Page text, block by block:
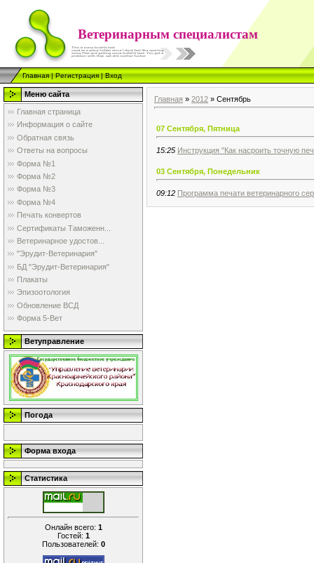
Ветеринарным специалистам
Главная|Регистрация|Вход
Меню сайта
Главная страница
Информация о сайте
Обратная связь
Ответы на вопросы
Форма №1
Форма №2
Форма №3
Форма №4
Печать конвертов
Сертификаты Таможенн...
Ветеринарное удостов...
"Эрудит-Ветеринария"
БД "Эрудит-Ветеринария"
Плакаты
Эпизоотология
Обновление ВСД
Форма 5-Вет
Ветуправление
Погода
Форма входа
Статистика
Онлайн всего: 1
Гостей: 1
Пользователей: 0
Главная » 2012 » Сентябрь
07 Сентября, Пятница
15:25 Инструкция "Как насроить точную
03 Сентября, Понедельник
09:12 Программа печати ветеринарного